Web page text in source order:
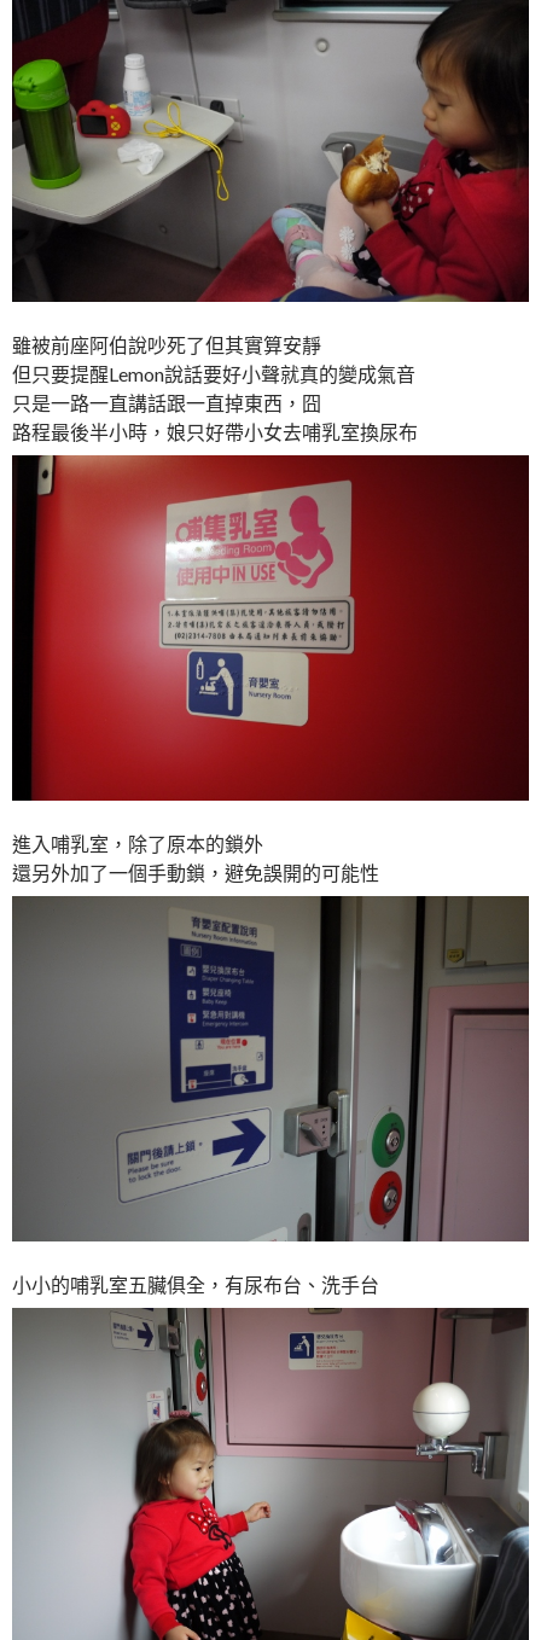
雖被前座阿伯說吵死了但其實算安靜
但只要提醒Lemon說話要好小聲就真的變成氣音
只是一路一直講話跟一直掉東西，囧
路程最後半小時，娘只好帶小女去哺乳室換尿布
進入哺乳室，除了原本的鎖外
還另外加了一個手動鎖，避免誤開的可能性
小小的哺乳室五臟俱全，有尿布台、洗手台